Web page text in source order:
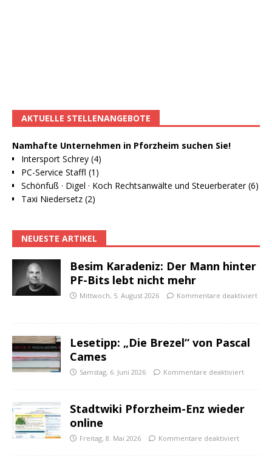
AKTUELLE STELLENANGEBOTE
Namhafte Unternehmen in Pforzheim suchen Sie!
Intersport Schrey (4)
PC-Service Staffl (1)
Schönfuß · Digel · Koch Rechtsanwälte und Steuerberater (6)
Taxi Niedersetz (2)
NEUESTE ARTIKEL
Besim Karadeniz: Der Mann hinter
PF-Bits lebt nicht mehr
Mittwoch, 5. August 2026 Kommentare deaktiviert
Lesetipp: „Die Brezel“ von Pascal
Cames
Samstag, 6. Juni 2026 Kommentare deaktiviert
Stadtwiki Pforzheim-Enz wieder
online
Freitag, 8. Mai 2026 Kommentare deaktiviert